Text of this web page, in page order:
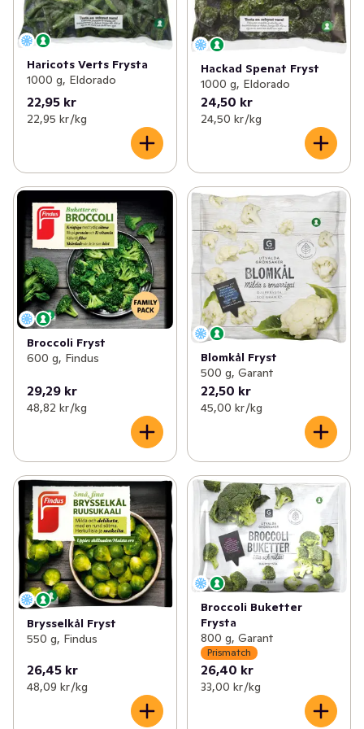
Haricots Verts Frysta
1000 g, Eldorado
22,95 kr
22,95 kr /kg
Hackad Spenat Fryst
1000 g, Eldorado
24,50 kr
24,50 kr /kg
Broccoli Fryst
600 g, Findus
29,29 kr
48,82 kr /kg
Blomkål Fryst
500 g, Garant
22,50 kr
45,00 kr /kg
Brysselkål Fryst
550 g, Findus
26,45 kr
48,09 kr /kg
Broccoli Buketter
Frysta
800 g, Garant
Prismatch
26,40 kr
33,00 kr /kg